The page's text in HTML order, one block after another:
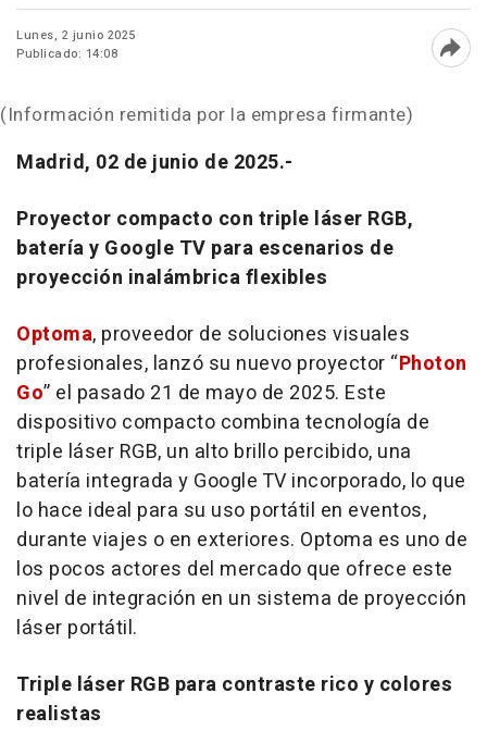
Lunes, 2 junio 2025
Publicado: 14:08
(Información remitida por la empresa firmante)
Madrid, 02 de junio de 2025.-
Proyector compacto con triple láser RGB,
batería y Google TV para escenarios de
proyección inalámbrica flexibles
Optoma, proveedor de soluciones visuales
profesionales, lanzó su nuevo proyector “Photon
Go” el pasado 21 de mayo de 2025. Este
dispositivo compacto combina tecnología de
triple láser RGB, un alto brillo percibido, una
batería integrada y Google TV incorporado, lo que
lo hace ideal para su uso portátil en eventos,
durante viajes o en exteriores. Optoma es uno de
los pocos actores del mercado que ofrece este
nivel de integración en un sistema de proyección
láser portátil.
Triple láser RGB para contraste rico y colores
realistas